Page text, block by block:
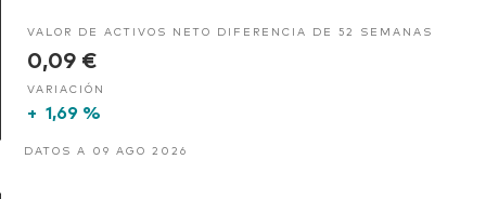
VALOR DE ACTIVOS NETO DIFERENCIA DE 52 SEMANAS
0,09 €
VARIACIÓN
+ 1,69 %
DATOS A 09 AGO 2026